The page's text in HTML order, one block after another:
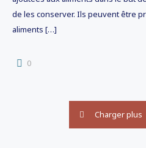
de les conserver. Ils peuvent être
aliments […]
0
Charger plus